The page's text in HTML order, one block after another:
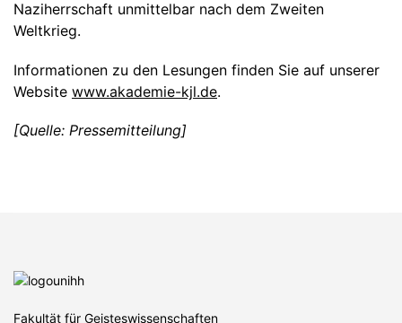
Naziherrschaft unmittelbar nach dem Zweiten
Weltkrieg.
Informationen zu den Lesungen finden Sie auf unserer
Website www.akademie-kjl.de.
[Quelle: Pressemitteilung]
Fakultät für Geisteswissenschaften